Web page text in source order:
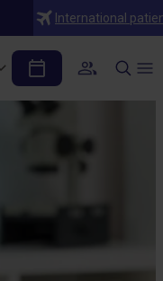
International